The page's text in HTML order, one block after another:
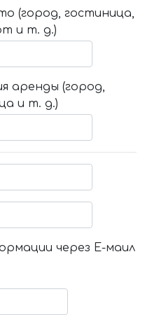
(город, гостиница,
и т. д.)
аренды (город,
и т. д.)
через Е-маил